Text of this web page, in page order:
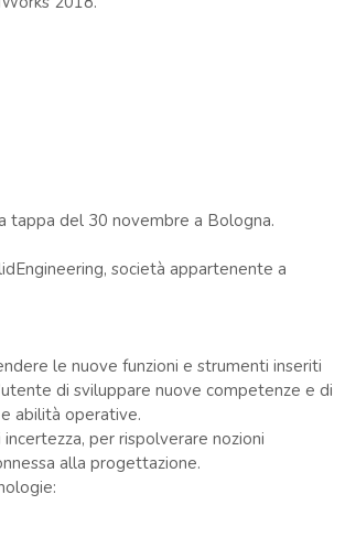
tappa del 30 novembre a Bologna.
società appartenente a
le nuove funzioni e strumenti inseriti
di sviluppare nuove competenze e di
abilità operative.
per rispolverare nozioni
alla progettazione.